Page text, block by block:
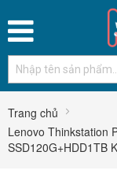
Trang chủ
Lenovo Thinkstation
SSD120G+HDD1TB